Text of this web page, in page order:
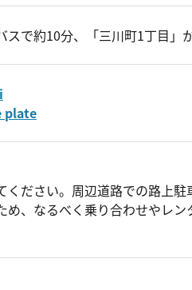
で約10分、「三川町1丁目」
plate
ださい。周辺道路での路上駐
、なるべく乗り合わせやレン